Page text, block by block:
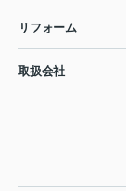
リフォーム
取扱会社